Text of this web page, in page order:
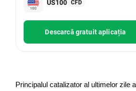
US100 CFD
Descarcă gratuit aplicația
Principalul catalizator al ultimelor zile